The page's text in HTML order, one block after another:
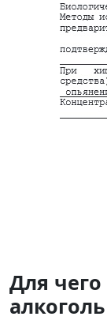
Для
алкоголь